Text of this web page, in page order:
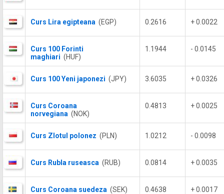
Curs Lira egipteana (EGP) 0.2616 + 0.0022
Curs 100 Forinti
maghiari (HUF)
1.1944 - 0.0145
Curs 100 Yeni japonezi (JPY) 3.6035 + 0.0326
Curs Coroana
norvegiana (NOK)
0.4813 + 0.0025
Curs Zlotul polonez (PLN) 1.0212 - 0.0098
Curs Rubla ruseasca (RUB) 0.0814 + 0.0035
Curs Coroana suedeza (SEK) 0.4638 + 0.0017